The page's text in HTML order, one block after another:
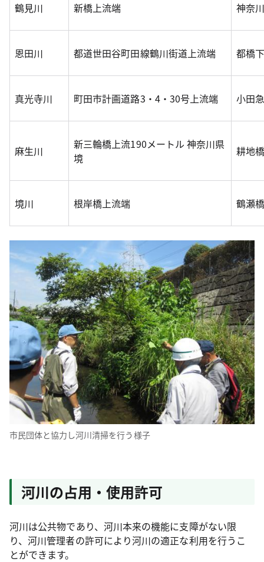
鶴見川 新橋上流端 神奈
恩田川 都道世田谷町田線鶴川街道上流端 都橋
真光寺川 町田市計画道路3・4・30号上流端 小田
麻生川
新三輪橋上流190メートル 神奈川県
境
耕地
境川 根岸橋上流端 鶴瀬
市民団体と協力し河川清掃を行う様子
河川の占用・使用許可
河川は公共物であり、河川本来の機能に支障がない限
り、河川管理者の許可により河川の適正な利用を行うこ
とができます。